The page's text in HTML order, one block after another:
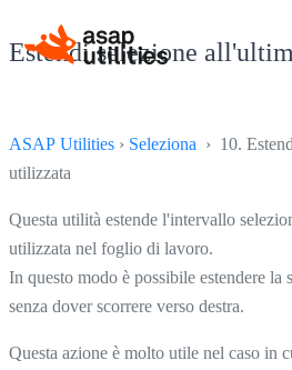
Estendi selezione
ASAP Utilities › Seleziona › 10.
utilizzata
Questa utilità estende l'intervallo
utilizzata nel foglio di lavoro.
In questo modo è possibile estendere la
senza dover scorrere verso destra.
Questa azione è molto utile nel caso in